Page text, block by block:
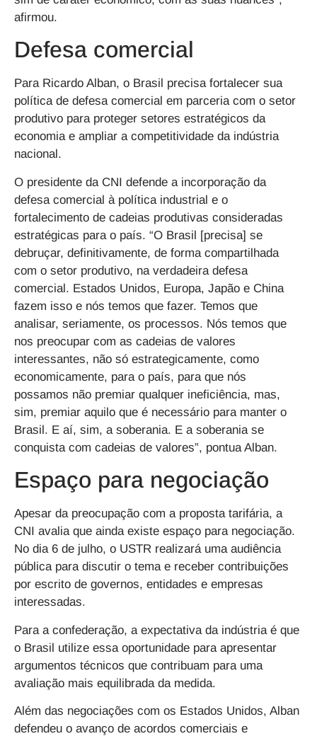
afirmou.
Defesa comercial
Para Ricardo Alban, o Brasil precisa fortalecer sua
política de defesa comercial em parceria com o setor
produtivo para proteger setores estratégicos da
economia e ampliar a competitividade da indústria
nacional.
O presidente da CNI defende a incorporação da
defesa comercial à política industrial e o
fortalecimento de cadeias produtivas consideradas
estratégicas para o país. “O Brasil [precisa] se
debruçar, definitivamente, de forma compartilhada
com o setor produtivo, na verdadeira defesa
comercial. Estados Unidos, Europa, Japão e China
fazem isso e nós temos que fazer. Temos que
analisar, seriamente, os processos. Nós temos que
nos preocupar com as cadeias de valores
interessantes, não só estrategicamente, como
economicamente, para o país, para que nós
possamos não premiar qualquer ineficiência, mas,
sim, premiar aquilo que é necessário para manter o
Brasil. E aí, sim, a soberania. E a soberania se
conquista com cadeias de valores”, pontua Alban.
Espaço para negociação
Apesar da preocupação com a proposta tarifária, a
CNI avalia que ainda existe espaço para negociação.
No dia 6 de julho, o USTR realizará uma audiência
pública para discutir o tema e receber contribuições
por escrito de governos, entidades e empresas
interessadas.
Para a confederação, a expectativa da indústria é que
o Brasil utilize essa oportunidade para apresentar
argumentos técnicos que contribuam para uma
avaliação mais equilibrada da medida.
Além das negociações com os Estados Unidos, Alban
defendeu o avanço de acordos comerciais e